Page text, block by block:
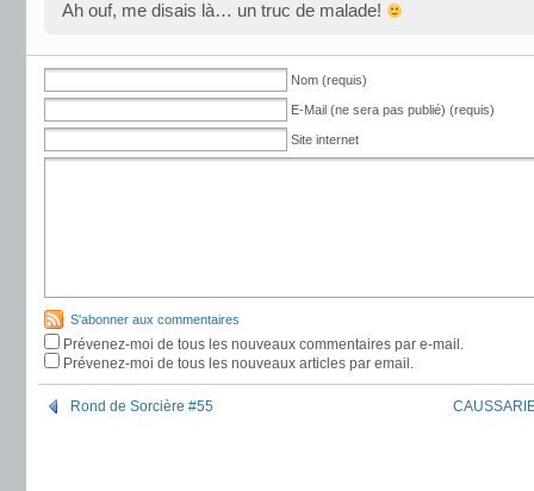
Ah ouf, me disais là… un truc de malade!
Nom (requis)
E-Mail (ne sera pas publié) (requis)
Site internet
S'abonner aux commentaires
Prévenez-moi de tous les nouveaux commentaires par e-mail.
Prévenez-moi de tous les nouveaux articles par email.
Rond de Sorcière #55